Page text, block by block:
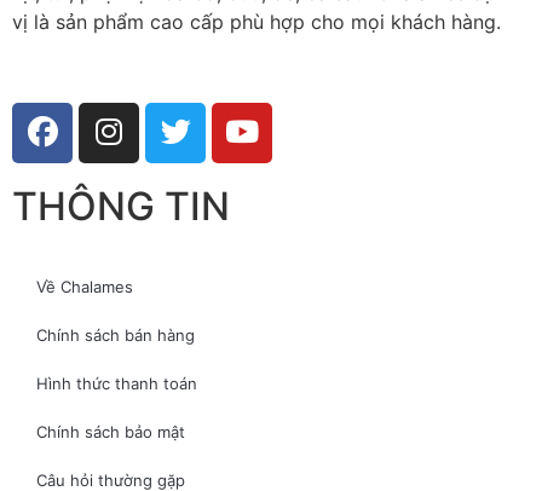
vị là sản phẩm cao cấp phù hợp cho mọi khách hàng.
THÔNG TIN
Về Chalames
Chính sách bán hàng
Hình thức thanh toán
Chính sách bảo mật
Câu hỏi thường gặp